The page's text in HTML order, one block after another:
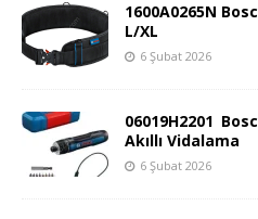
1600A0265N
L/XL
6 Şubat 2026
06019H2201
Akıllı Vidalama
6 Şubat 2026